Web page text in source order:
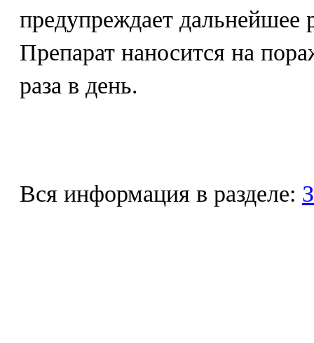
предупреждает дальнейшее
Препарат наносится на
раза в день.
Вся информация в разделе: